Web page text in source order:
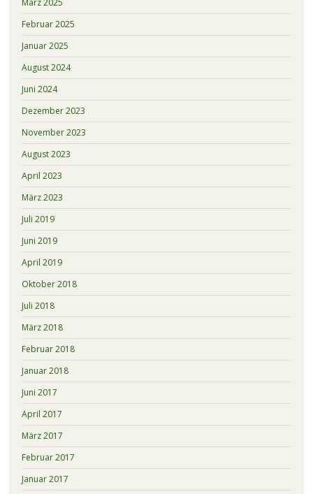
März 2025
Februar 2025
Januar 2025
August 2024
Juni 2024
Dezember 2023
November 2023
August 2023
April 2023
März 2023
Juli 2019
Juni 2019
April 2019
Oktober 2018
Juli 2018
März 2018
Februar 2018
Januar 2018
Juni 2017
April 2017
März 2017
Februar 2017
Januar 2017